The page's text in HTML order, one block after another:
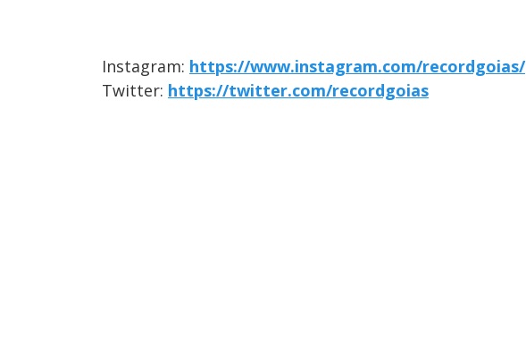
Instagram: https://www.instagram.com/recordgoias/
Twitter: https://twitter.com/recordgoias